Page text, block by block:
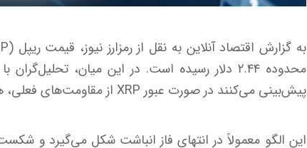
محدوده ۲.۴۴ دلار رسیده است. در این میان،
پیش‌بینی می‌کنند در صورت عبور XRP از مقاومت‌های فعلی، هدف بعدی می‌تواند ۵ دلار باشد.
این الگو معمولاً در انتهای فاز انباشت شکل می‌گیرد و